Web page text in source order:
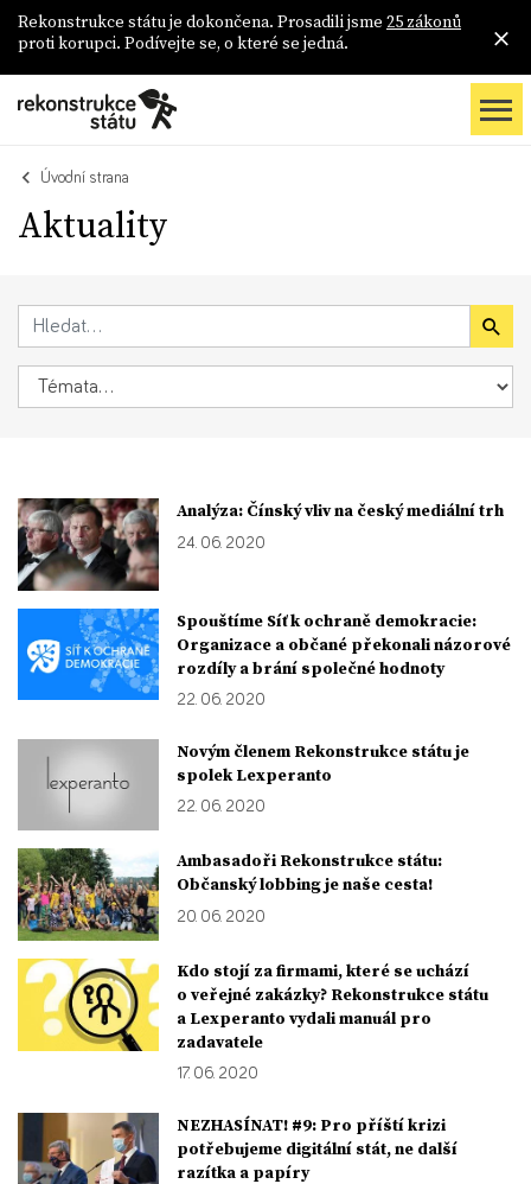
Rekonstrukce státu je dokončena. Prosadili jsme 25 zákonů
proti korupci. Podívejte se, o které se jedná.
Úvodní strana
Aktuality
Analýza: Čínský vliv na český mediální trh
24. 06. 2020
Spouštíme Síť k ochraně demokracie:
Organizace a občané překonali názorové
rozdíly a brání společné hodnoty
22. 06. 2020
Novým členem Rekonstrukce státu je
spolek Lexperanto
22. 06. 2020
Ambasadoři Rekonstrukce státu:
Občanský lobbing je naše cesta!
20. 06. 2020
Kdo stojí za firmami, které se uchází
o veřejné zakázky? Rekonstrukce státu
a Lexperanto vydali manuál pro
zadavatele
17. 06. 2020
NEZHASÍNAT! #9: Pro příští krizi
potřebujeme digitální stát, ne další
razítka a papíry